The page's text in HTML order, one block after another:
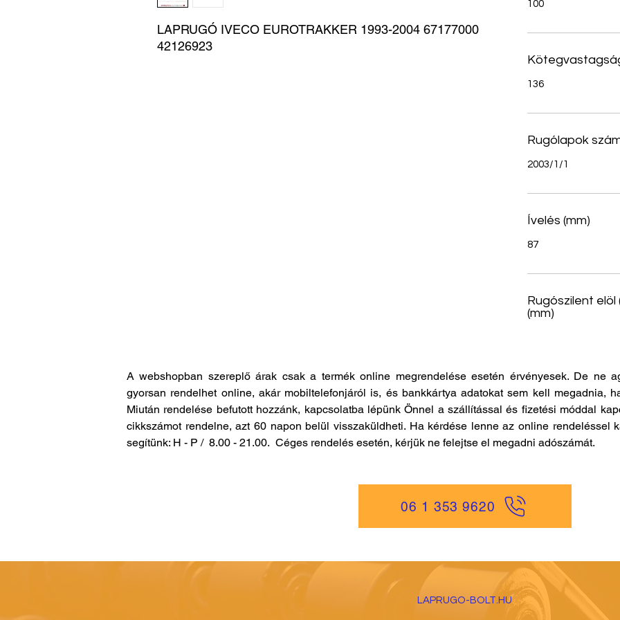
LAPRUGÓ IVECO EUROTRAKKER 1993-2004 67177000
42126923
100
136
Rugólapok
2003/1/1
Ívelés (mm)
87
Rugószilent
(mm)
A webshopban szereplő árak csak a termék online megrendelése esetén érvényesek. De ne
gyorsan rendelhet online, akár mobiltelefonjáról is, és bankkártya adatokat sem kell megadnia,
Miután rendelése befutott hozzánk, kapcsolatba lépünk Önnel a szállítással és fizetési móddal
cikkszámot rendelne, azt 60 napon belül visszaküldheti. Ha kérdése lenne az online rendeléssel
segítünk: H - P / 8.00 - 21.00. Céges rendelés esetén, kérjük ne felejtse el megadni adószámát.
06 1 353 9620
LAPRUGO-BOLT.HU